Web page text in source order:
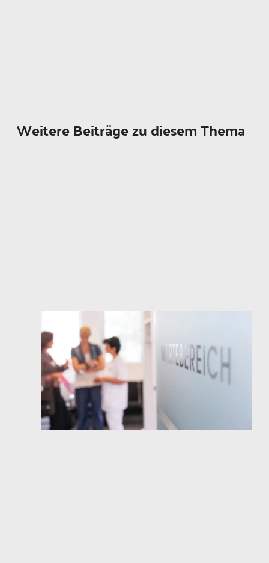
Weitere Beiträge zu diesem Thema